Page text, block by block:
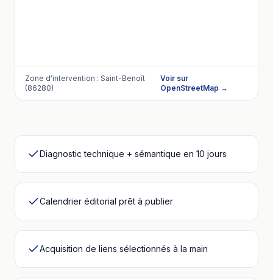
Zone d'intervention : Saint-Benoît
(86280)
Voir sur
OpenStreetMap →
Diagnostic technique + sémantique en 10 jours
Calendrier éditorial prêt à publier
Acquisition de liens sélectionnés à la main